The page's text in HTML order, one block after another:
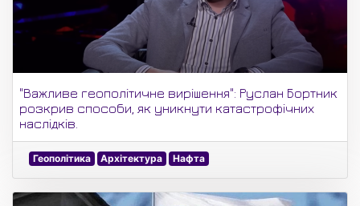
"Важливе геополітичне вирішення": Руслан Бортник
розкрив способи, як уникнути катастрофічних
наслідків.
Геополітика Архітектура Нафта